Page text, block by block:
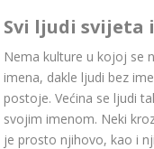
Svi ljudi svijeta
Nema kulture u kojoj se
imena, dakle ljudi bez
postoje. Većina se ljudi
svojim imenom. Neki
je prosto njihovo, kao i